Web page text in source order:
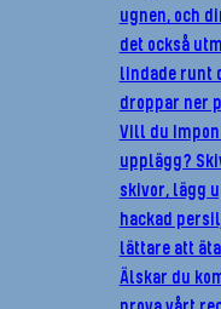
ugnen, och
det också
lindade runt
droppar ner
Vill du
upplägg?
skivor, lägg
hackad
lättare att
Älskar du